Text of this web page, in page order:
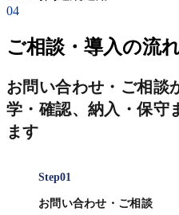
04
ご相談・導入の流
お問い合わせ・ご相談
学・確認、納入・保守
ます
お問い合わせ・ご相談